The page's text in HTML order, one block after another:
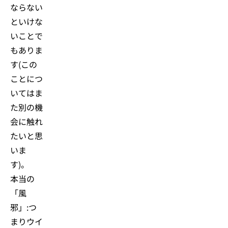
ならない
といけな
いことで
もありま
す(この
ことにつ
いてはま
た別の機
会に触れ
たいと思
いま
す)。
本当の
「風
邪」:つ
まりウイ